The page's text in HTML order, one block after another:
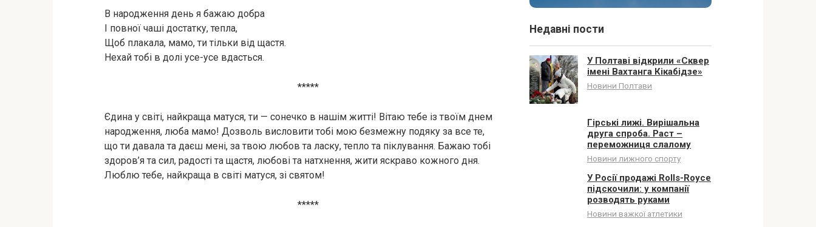
В народження день я бажаю добра
І повної чаші достатку, тепла,
Щоб плакала, мамо, ти тільки від щастя.
Нехай тобі в долі усе-усе вдасться.
*****
Єдина у світі, найкраща матуся, ти — сонечко в нашім житті! Вітаю тебе із твоїм днем
народження, люба мамо! Дозволь висловити тобі мою безмежну подяку за все те,
що ти давала та даєш мені, за твою любов та ласку, тепло та піклування. Бажаю тобі
здоров’я та сил, радості та щастя, любові та натхнення, жити яскраво кожного дня.
Люблю тебе, найкраща в світі матуся, зі святом!
*****
Недавні пости
У Полтаві відкрили «Сквер
імені Вахтанга Кікабідзе»
Новини Полтави
Гірські лижі. Вирішальна
друга спроба. Раст –
переможниця слалому
Новини лижного спорту
У Росії продажі Rolls-Royce
підскочили: у компанії
розводять руками
Новини важкої атлетики